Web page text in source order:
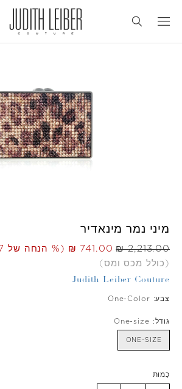
מיני נמר מינאדיר
היה עכשיו
(% הנחה של 67 )
(כולל מכס ומס)
Judith Leiber Couture
צבע: One-Color
גודל: One-size
ONE-SIZE
כַּמוּת